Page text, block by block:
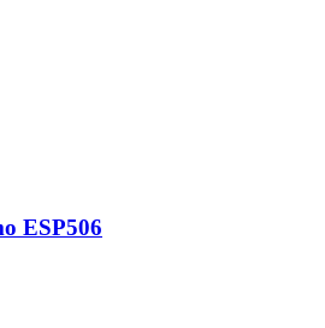
ESP506